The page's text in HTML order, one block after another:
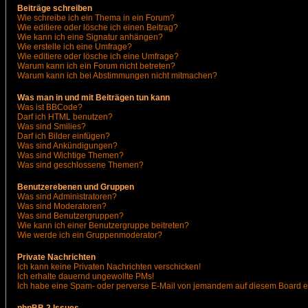
Beiträge schreiben
Wie schreibe ich ein Thema in ein Forum?
Wie editiere oder lösche ich einen Beitrag?
Wie kann ich eine Signatur anhängen?
Wie erstelle ich eine Umfrage?
Wie editiere oder lösche ich eine Umfrage?
Warum kann ich ein Forum nicht betreten?
Warum kann ich bei Abstimmungen nicht mitmachen?
Was man in und mit Beiträgen tun kann
Was ist BBCode?
Darf ich HTML benutzen?
Was sind Smilies?
Darf ich Bilder einfügen?
Was sind Ankündigungen?
Was sind Wichtige Themen?
Was sind geschlossene Themen?
Benutzerebenen und Gruppen
Was sind Administratoren?
Was sind Moderatoren?
Was sind Benutzergruppen?
Wie kann ich einer Benutzergruppe beitreten?
Wie werde ich ein Gruppenmoderator?
Private Nachrichten
Ich kann keine Privaten Nachrichten verschicken!
Ich erhalte dauernd ungewollte PMs!
Ich habe eine Spam- oder perverse E-Mail von jemandem auf diesem Board